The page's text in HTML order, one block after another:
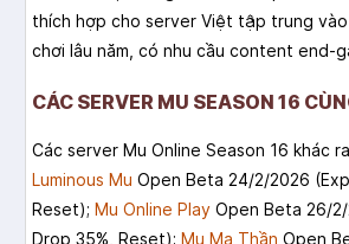
thích hợp cho server Việt tập trung
chơi lâu năm, có nhu cầu content end-
CÁC SERVER MU SEASON 16
Các server Mu Online Season 16 khác
Luminous Mu Open Beta 24/2/2026
Reset); Mu Online Play Open Beta 26/
Drop 35%, Reset); Mu Ma Thần Open